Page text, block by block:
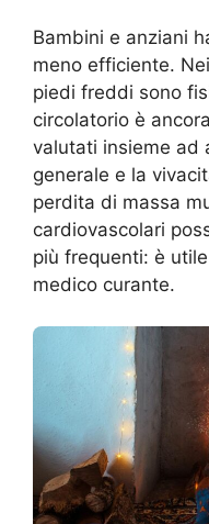
Bambini e anziani
meno efficiente.
piedi freddi sono
circolatorio è
valutati insieme ad
generale e la
perdita di massa
cardiovascolari
più frequenti: è
medico curante.